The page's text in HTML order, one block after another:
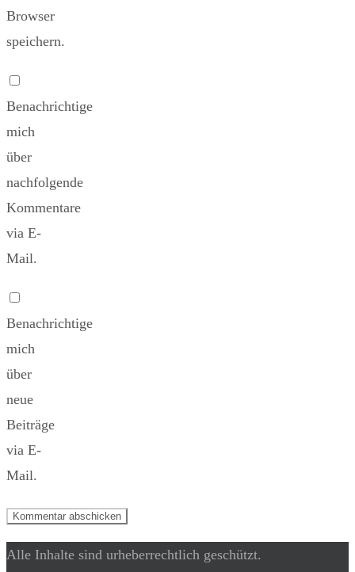
Browser
speichern.
Benachrichtige
mich
über
nachfolgende
Kommentare
via E-
Mail.
Benachrichtige
mich
über
neue
Beiträge
via E-
Mail.
Alle Inhalte sind urheberrechtlich geschützt.